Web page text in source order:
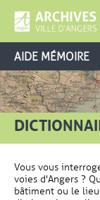
AIDE MÉMOIRE
Vous vous
voies d'Angers ?
bâtiment ou le